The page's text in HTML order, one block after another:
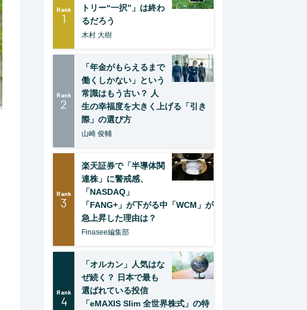
Rank
1
トリー“一択”」は終わ
るだろう
木村 大樹
Rank
2
「年金がもらえるまで
働くしかない」という
常識はもう古い？ 人
生の幸福度を大きく上げる「引き
際」の選び方
山崎 俊輔
Rank
3
楽天証券で「半導体関
連株」に警戒感、
「NASDAQ」
「FANG+」が下がる中「WCM」が
急上昇した理由は？
Finasee編集部
Rank
4
「オルカン」人気はな
ぜ続く？ 日本で最も
選ばれている投信
「eMAXIS Slim 全世界株式」の特